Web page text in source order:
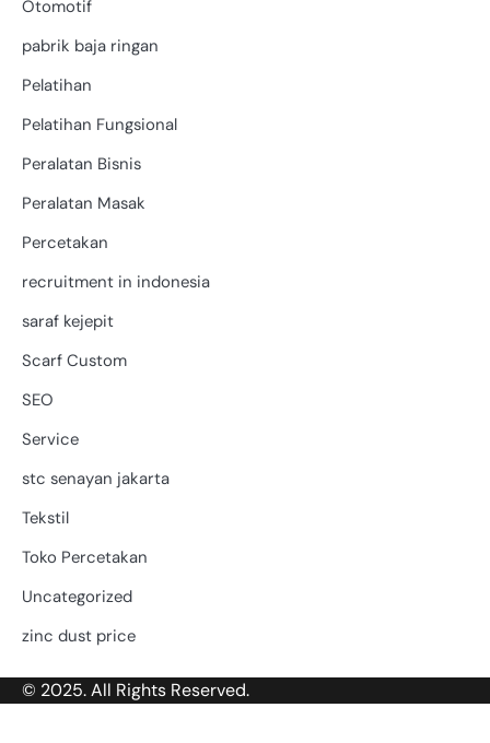
Otomotif
pabrik baja ringan
Pelatihan
Pelatihan Fungsional
Peralatan Bisnis
Peralatan Masak
Percetakan
recruitment in indonesia
saraf kejepit
Scarf Custom
SEO
Service
stc senayan jakarta
Tekstil
Toko Percetakan
Uncategorized
zinc dust price
© 2025. All Rights Reserved.